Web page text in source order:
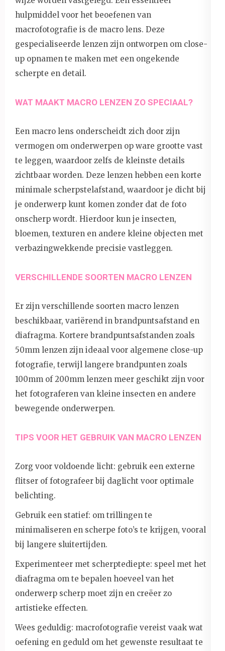
hulpmiddel voor het beoefenen van
macrofotografie is de macro lens. Deze
gespecialiseerde lenzen zijn ontworpen om close-
up opnamen te maken met een ongekende
scherpte en detail.
WAT MAAKT MACRO LENZEN ZO SPECIAAL?
Een macro lens onderscheidt zich door zijn
vermogen om onderwerpen op ware grootte vast
te leggen, waardoor zelfs de kleinste details
zichtbaar worden. Deze lenzen hebben een korte
minimale scherpstelafstand, waardoor je dicht bij
je onderwerp kunt komen zonder dat de foto
onscherp wordt. Hierdoor kun je insecten,
bloemen, texturen en andere kleine objecten met
verbazingwekkende precisie vastleggen.
VERSCHILLENDE SOORTEN MACRO LENZEN
Er zijn verschillende soorten macro lenzen
beschikbaar, variërend in brandpuntsafstand en
diafragma. Kortere brandpuntsafstanden zoals
50mm lenzen zijn ideaal voor algemene close-up
fotografie, terwijl langere brandpunten zoals
100mm of 200mm lenzen meer geschikt zijn voor
het fotograferen van kleine insecten en andere
bewegende onderwerpen.
TIPS VOOR HET GEBRUIK VAN MACRO LENZEN
Zorg voor voldoende licht: gebruik een externe
flitser of fotografeer bij daglicht voor optimale
belichting.
Gebruik een statief: om trillingen te
minimaliseren en scherpe foto’s te krijgen, vooral
bij langere sluitertijden.
Experimenteer met scherptediepte: speel met het
diafragma om te bepalen hoeveel van het
onderwerp scherp moet zijn en creëer zo
artistieke effecten.
Wees geduldig: macrofotografie vereist vaak wat
oefening en geduld om het gewenste resultaat te